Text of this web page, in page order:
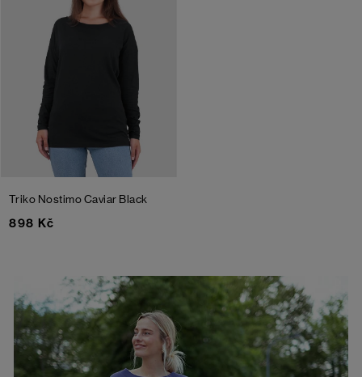
Triko NostimoCaviar Black
898 Kč